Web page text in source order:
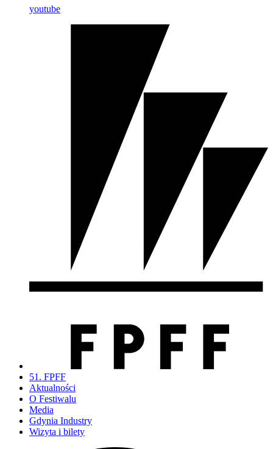
youtube
51. FPFF
Aktualności
O Festiwalu
Media
Gdynia Industry
Wizyta i bilety